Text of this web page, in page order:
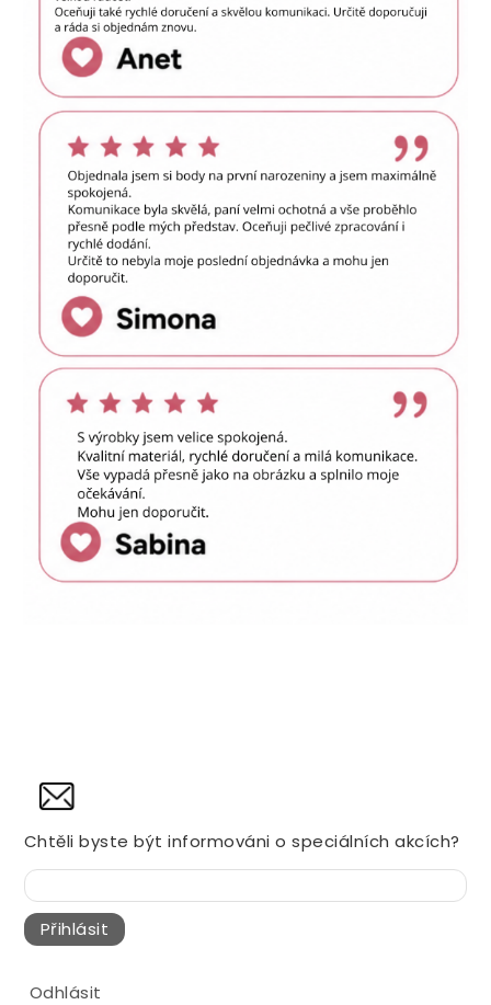
Chtěli byste být informováni o speciálních akcích?
Přihlásit
Odhlásit